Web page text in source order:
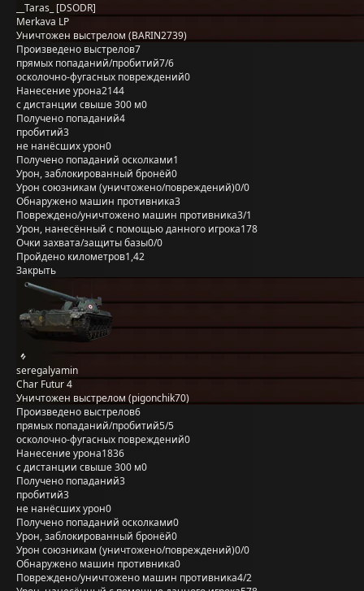
__Taras_ [DSODR]
Merkava LP
Уничтожен выстрелом (BARIN2739)
Произведено выстрелов7
прямых попаданий/пробитий7/6
осколочно-фугасных повреждений0
Нанесение урона2144
с дистанции свыше 300 м0
Получено попаданий4
пробитий3
не нанёсших урон0
Получено попаданий осколками1
Урон, заблокированный бронёй0
Урон союзникам (уничтожено/повреждений)0/0
Обнаружено машин противника3
Повреждено/уничтожено машин противника3/1
Урон, нанесённый с помощью данного игрока178
Очки захвата/защиты базы0/0
Пройдено километров1,42
Закрыть
seregalyamin
Char Futur 4
Уничтожен выстрелом (pigonchik70)
Произведено выстрелов6
прямых попаданий/пробитий5/5
осколочно-фугасных повреждений0
Нанесение урона1836
с дистанции свыше 300 м0
Получено попаданий3
пробитий3
не нанёсших урон0
Получено попаданий осколками0
Урон, заблокированный бронёй0
Урон союзникам (уничтожено/повреждений)0/0
Обнаружено машин противника0
Повреждено/уничтожено машин противника4/2